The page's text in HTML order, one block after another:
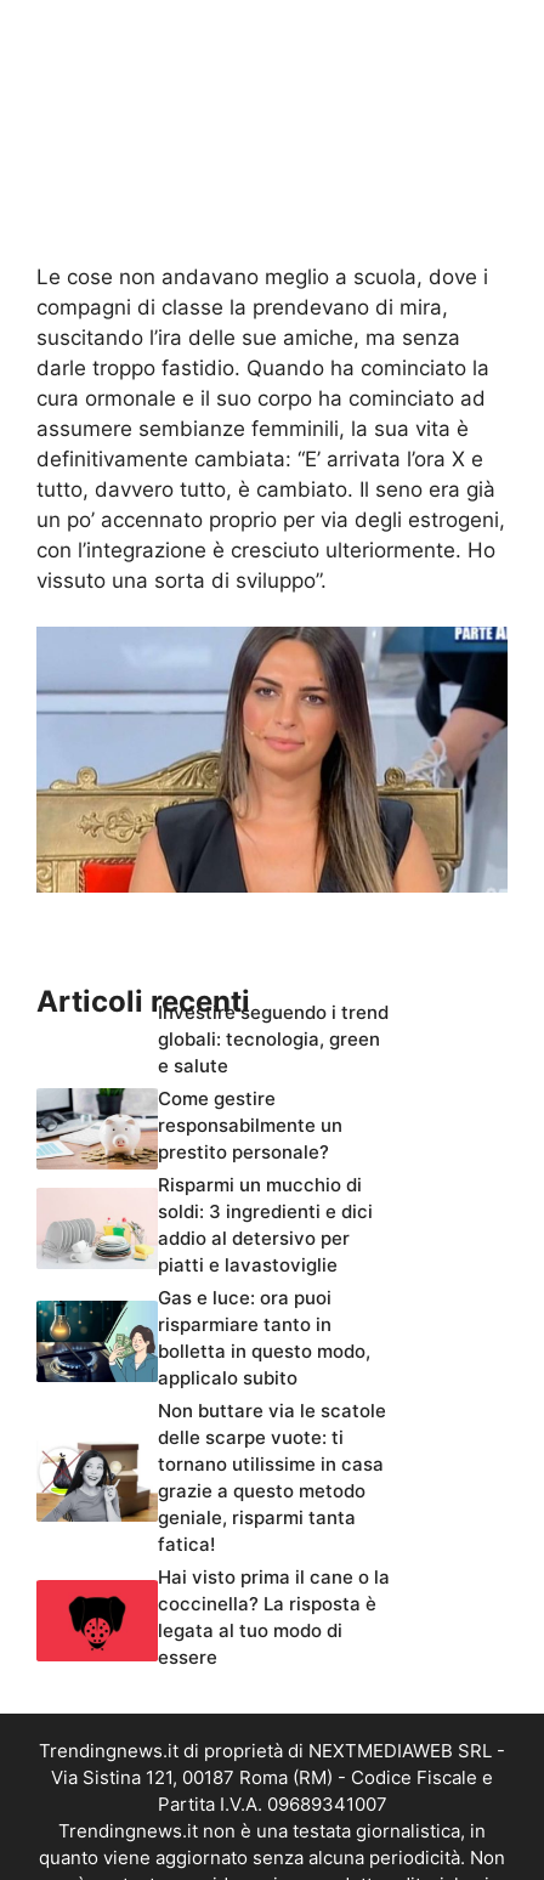
Le cose non andavano meglio a scuola, dove i
compagni di classe la prendevano di mira,
suscitando l’ira delle sue amiche, ma senza
darle troppo fastidio. Quando ha cominciato la
cura ormonale e il suo corpo ha cominciato ad
assumere sembianze femminili, la sua vita è
definitivamente cambiata: “E’ arrivata l’ora X e
tutto, davvero tutto, è cambiato. Il seno era già
un po’ accennato proprio per via degli estrogeni,
con l’integrazione è cresciuto ulteriormente. Ho
vissuto una sorta di sviluppo”.
Articoli recentiInvestire seguendo i trend
globali: tecnologia, green
e salute
Come gestire
responsabilmente un
prestito personale?
Risparmi un mucchio di
soldi: 3 ingredienti e dici
addio al detersivo per
piatti e lavastoviglie
Gas e luce: ora puoi
risparmiare tanto in
bolletta in questo modo,
applicalo subito
Non buttare via le scatole
delle scarpe vuote: ti
tornano utilissime in casa
grazie a questo metodo
geniale, risparmi tanta
fatica!
Hai visto prima il cane o la
coccinella? La risposta è
legata al tuo modo di
essere
Trendingnews.it di proprietà di NEXTMEDIAWEB SRL -
Via Sistina 121, 00187 Roma (RM) - Codice Fiscale e
Partita I.V.A. 09689341007
Trendingnews.it non è una testata giornalistica, in
quanto viene aggiornato senza alcuna periodicità. Non